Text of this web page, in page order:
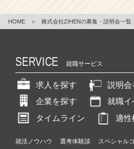
HOME ＞ 株式会社ZIHENの募集・説明会一覧
SERVICE 就職サービス
求人を探す
説明会
企業を探す
就職イ
タイムライン
適性
就活ノウハウ 選考体験談 スペシャル